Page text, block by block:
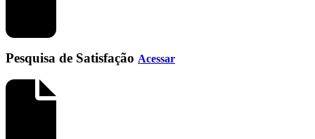
Pesquisa de Satisfação Acessar